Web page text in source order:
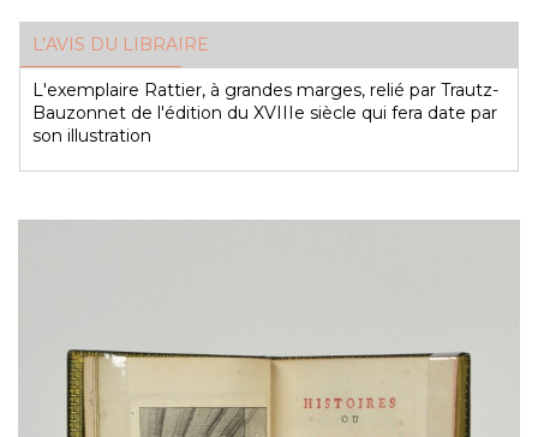
L’AVIS DU LIBRAIRE
L'exemplaire Rattier, à grandes marges, relié par Trautz-
Bauzonnet de l'édition du XVIIIe siècle qui fera date par
son illustration